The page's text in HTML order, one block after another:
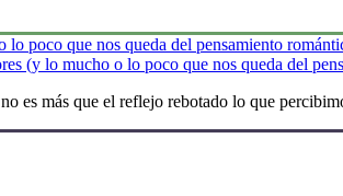
(y lo mucho o lo poco que nos queda del
es más que el reflejo rebotado lo que